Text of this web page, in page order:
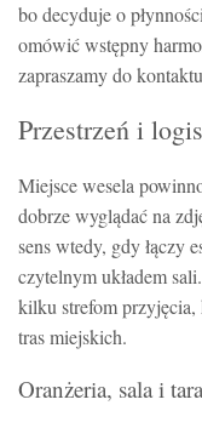
bo decyduje o
omówić wstępny
zapraszamy do
Przestrzeń i
Miejsce wesela
dobrze wyglądać na
sens wtedy, gdy łączy
czytelnym układem
kilku strefom
tras miejskich.
Oranżeria, sala i